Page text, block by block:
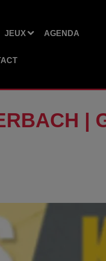
JEUX AGENDA
|